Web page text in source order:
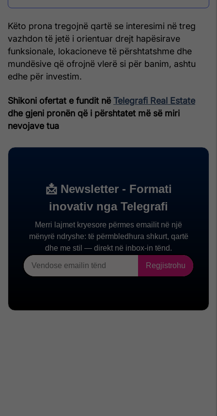
Këto prona tregojnë qartë se interesimi në treg
vazhdon të jetë i orientuar drejt hapësirave
funksionale, lokacioneve të përshtatshme dhe
mundësive që ofrojnë vlerë si për banim, ashtu
edhe për investim.
Shikoni ofertat e fundit në Telegrafi Real Estate
dhe gjeni pronën që i përshtatet më së miri
nevojave tua